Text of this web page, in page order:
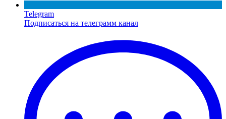
Telegram
Подписаться на телеграмм канал